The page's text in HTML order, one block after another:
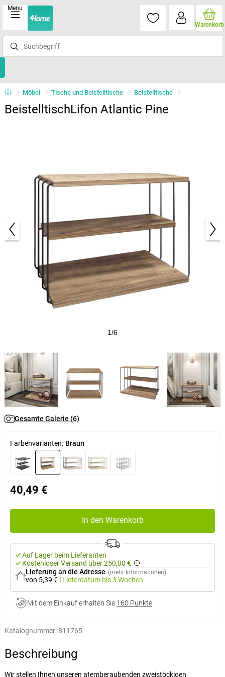
Menu
Warenkorb
Möbel Tische und Beistelltische Beistelltische
BeistelltischLifon Atlantic Pine
1/6
Gesamte Galerie (6)
Farbenvarianten: Braun
40,49 €
In den Warenkorb
Auf Lager beim Lieferanten
Kostenloser Versand über 250,00 €
Lieferung an die Adresse (mehr Informationen)
von 5,39 € | Lieferdatum bis 3 Wochen
Mit dem Einkauf erhalten Sie 160 Punkte
Katalognummer: 811765
Beschreibung
Wir stellen Ihnen unseren atemberaubenden zweistöckigen